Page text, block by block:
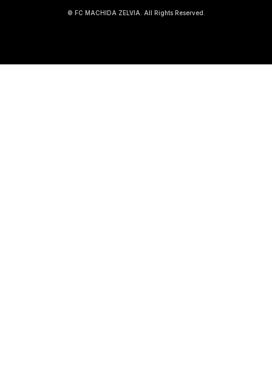
© FC MACHIDA ZELVIA. All Rights Reserved.